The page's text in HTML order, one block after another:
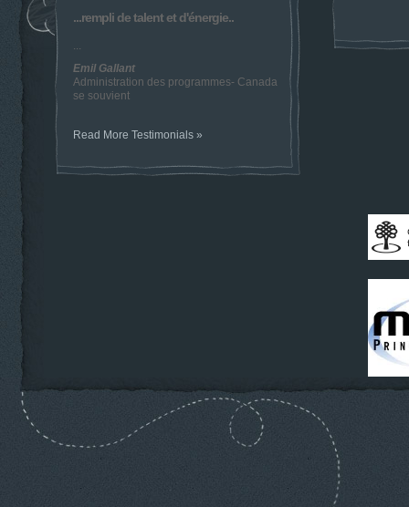
...rempli de talent et d'énergie..
...
Emil Gallant
Administration des programmes- Canada
se souvient
Read More Testimonials »